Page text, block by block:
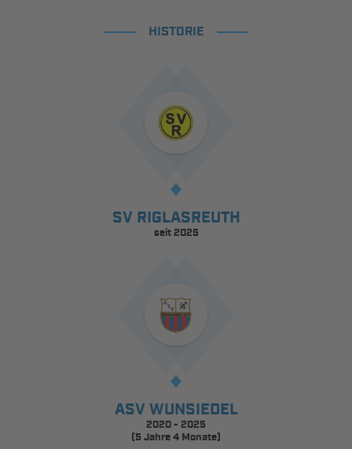
HISTORIE
SV RIGLASREUTH
seit 2025
ASV WUNSIEDEL
2020 - 2025
(5 Jahre 4 Monate)